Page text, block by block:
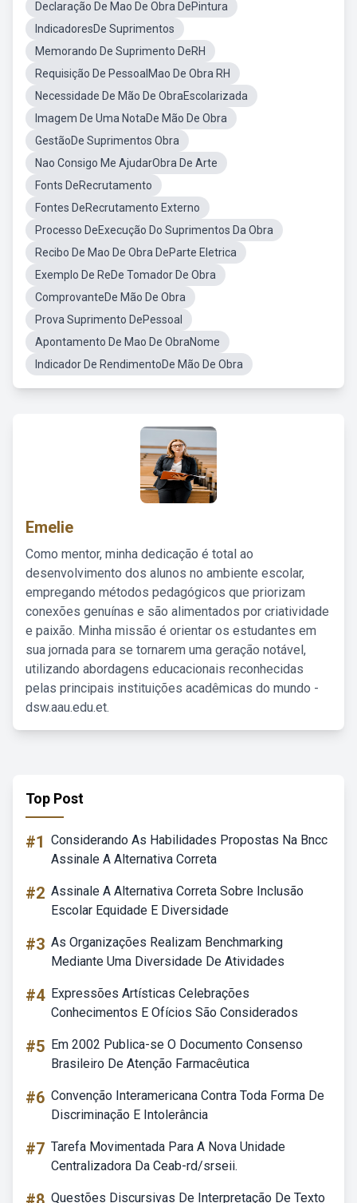
Declaração De Mao De Obra DePintura
IndicadoresDe Suprimentos
Memorando De Suprimento DeRH
Requisição De PessoalMao De Obra RH
Necessidade De Mão De ObraEscolarizada
Imagem De Uma NotaDe Mão De Obra
GestãoDe Suprimentos Obra
Nao Consigo Me AjudarObra De Arte
Fonts DeRecrutamento
Fontes DeRecrutamento Externo
Processo DeExecução Do Suprimentos Da Obra
Recibo De Mao De Obra DeParte Eletrica
Exemplo De ReDe Tomador De Obra
ComprovanteDe Mão De Obra
Prova Suprimento DePessoal
Apontamento De Mao De ObraNome
Indicador De RendimentoDe Mão De Obra
Emelie
Como mentor, minha dedicação é total ao
desenvolvimento dos alunos no ambiente escolar,
empregando métodos pedagógicos que priorizam
conexões genuínas e são alimentados por criatividade
e paixão. Minha missão é orientar os estudantes em
sua jornada para se tornarem uma geração notável,
utilizando abordagens educacionais reconhecidas
pelas principais instituições acadêmicas do mundo -
dsw.aau.edu.et.
Top Post
#1 Considerando As Habilidades Propostas Na Bncc
Assinale A Alternativa Correta
#2 Assinale A Alternativa Correta Sobre Inclusão
Escolar Equidade E Diversidade
#3 As Organizações Realizam Benchmarking
Mediante Uma Diversidade De Atividades
#4 Expressões Artísticas Celebrações
Conhecimentos E Ofícios São Considerados
#5 Em 2002 Publica-se O Documento Consenso
Brasileiro De Atenção Farmacêutica
#6 Convenção Interamericana Contra Toda Forma De
Discriminação E Intolerância
#7 Tarefa Movimentada Para A Nova Unidade
Centralizadora Da Ceab-rd/srseii.
Questões Discursivas De Interpretação De Texto